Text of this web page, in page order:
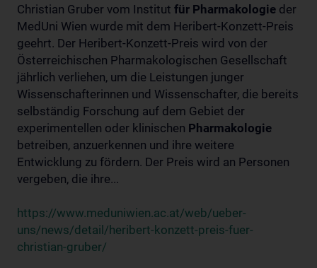
Christian Gruber vom Institut für Pharmakologie der
MedUni Wien wurde mit dem Heribert-Konzett-Preis
geehrt. Der Heribert-Konzett-Preis wird von der
Österreichischen Pharmakologischen Gesellschaft
jährlich verliehen, um die Leistungen junger
Wissenschafterinnen und Wissenschafter, die bereits
selbständig Forschung auf dem Gebiet der
experimentellen oder klinischen Pharmakologie
betreiben, anzuerkennen und ihre weitere
Entwicklung zu fördern. Der Preis wird an Personen
vergeben, die ihre...
https://www.meduniwien.ac.at/web/ueber-
uns/news/detail/heribert-konzett-preis-fuer-
christian-gruber/